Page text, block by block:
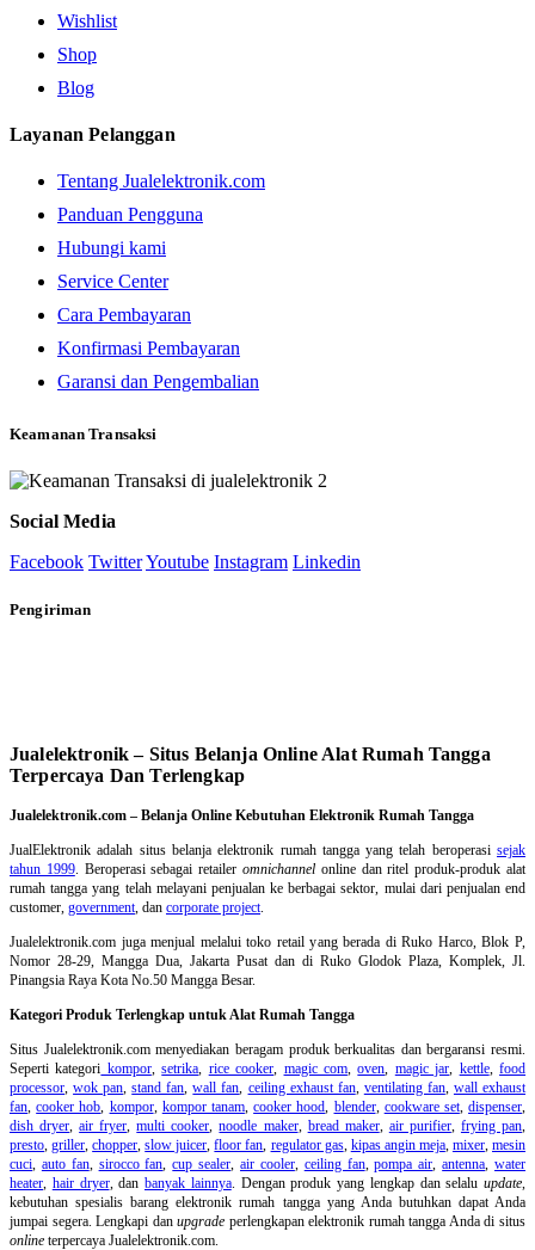
Wishlist
Shop
Blog
Layanan Pelanggan
Tentang Jualelektronik.com
Panduan Pengguna
Hubungi kami
Service Center
Cara Pembayaran
Konfirmasi Pembayaran
Garansi dan Pengembalian
Keamanan Transaksi
Social Media
Facebook TwitterYoutube Instagram Linkedin
Pengiriman
Jualelektronik – Situs Belanja Online Alat Rumah Tangga
Terpercaya Dan Terlengkap
Jualelektronik.com – Belanja Online Kebutuhan Elektronik Rumah Tangga
JualElektronik adalah situs belanja elektronik rumah tanggayang telah beroperasisejak
tahun 1999. Beroperasi sebagai retaileromnichannel online dan ritel produk-produk alat
rumah tangga yang telah melayani penjualan ke berbagai sektor, mulai dari penjualan end
customer, government , dan corporate project
Jualelektronik.com juga menjual melalui toko retail yang berada di Ruko Harco, Blok P,
Nomor 28-29, Mangga Dua, Jakarta Pusat dan di Ruko Glodok Plaza, Komplek, Jl.
Pinangsia Raya Kota No.50 Mangga Besar.
Kategori Produk Terlengkap untuk Alat Rumah Tangga
Situs Jualelektronik.com menyediakan beragam produk berkualitas dan bergaransi resmi.
Seperti kategori kompor,setrika rice cooker magic com,oven magic jar kettle,food
processor ,wok pan ,stand fan ,wall fan ceiling exhaust fan, ventilating fan, wall exhaust
fan ,cooker hob kompor, kompor tanam,cooker hood blender, cookware set,dispenser
dish dryer ,air fryer ,multi cooker ,noodle maker, bread maker, air purifier, frying pan
presto ,griller ,chopper ,slow juicer ,floor fan regulator gas, kipas angin meja, mixer,mesin
cuci auto fan, sirocco fan ,cup sealer ,air cooler, ceiling fan,pompa air ,antenna ,water
heater hair dryer, dan banyak lainnya. Dengan produk yang lengkap dan selalu update
kebutuhan spesialis barang elektronik rumah tangga yang Anda butuhkan dapat Anda
jumpai segera. Lengkapi danupgrade perlengkapan elektronik rumah tangga Anda di situs
online terpercaya Jualelektronik.com.